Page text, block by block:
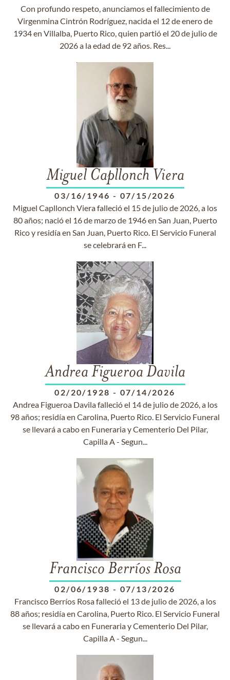
Con profundo respeto, anunciamos el fallecimiento de
Virgenmina Cintrón Rodríguez, nacida el 12 de enero de
1934 en Villalba, Puerto Rico, quien partió el 20 de julio de
2026 a la edad de 92 años. Res...
Miguel Capllonch Viera
03/16/1946 - 07/15/2026
Miguel Capllonch Viera falleció el 15 de julio de 2026, a los
80 años; nació el 16 de marzo de 1946 en San Juan, Puerto
Rico y residía en San Juan, Puerto Rico. El Servicio Funeral
se celebrará en F...
Andrea Figueroa Davila
02/20/1928 - 07/14/2026
Andrea Figueroa Davila falleció el 14 de julio de 2026, a los
98 años; residía en Carolina, Puerto Rico. El Servicio Funeral
se llevará a cabo en Funeraria y Cementerio Del Pilar,
Capilla A - Segun...
Francisco Berríos Rosa
02/06/1938 - 07/13/2026
Francisco Berríos Rosa falleció el 13 de julio de 2026, a los
88 años; residía en Carolina, Puerto Rico. El Servicio Funeral
se llevará a cabo en Funeraria y Cementerio Del Pilar,
Capilla A - Segun...